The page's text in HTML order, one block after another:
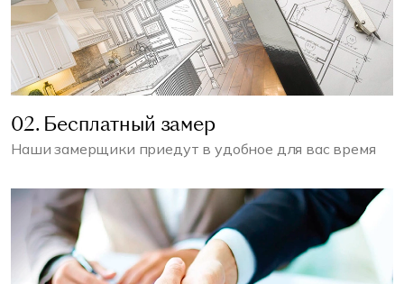
02. Бесплатный замер
Наши замерщики приедут в удобное для вас время